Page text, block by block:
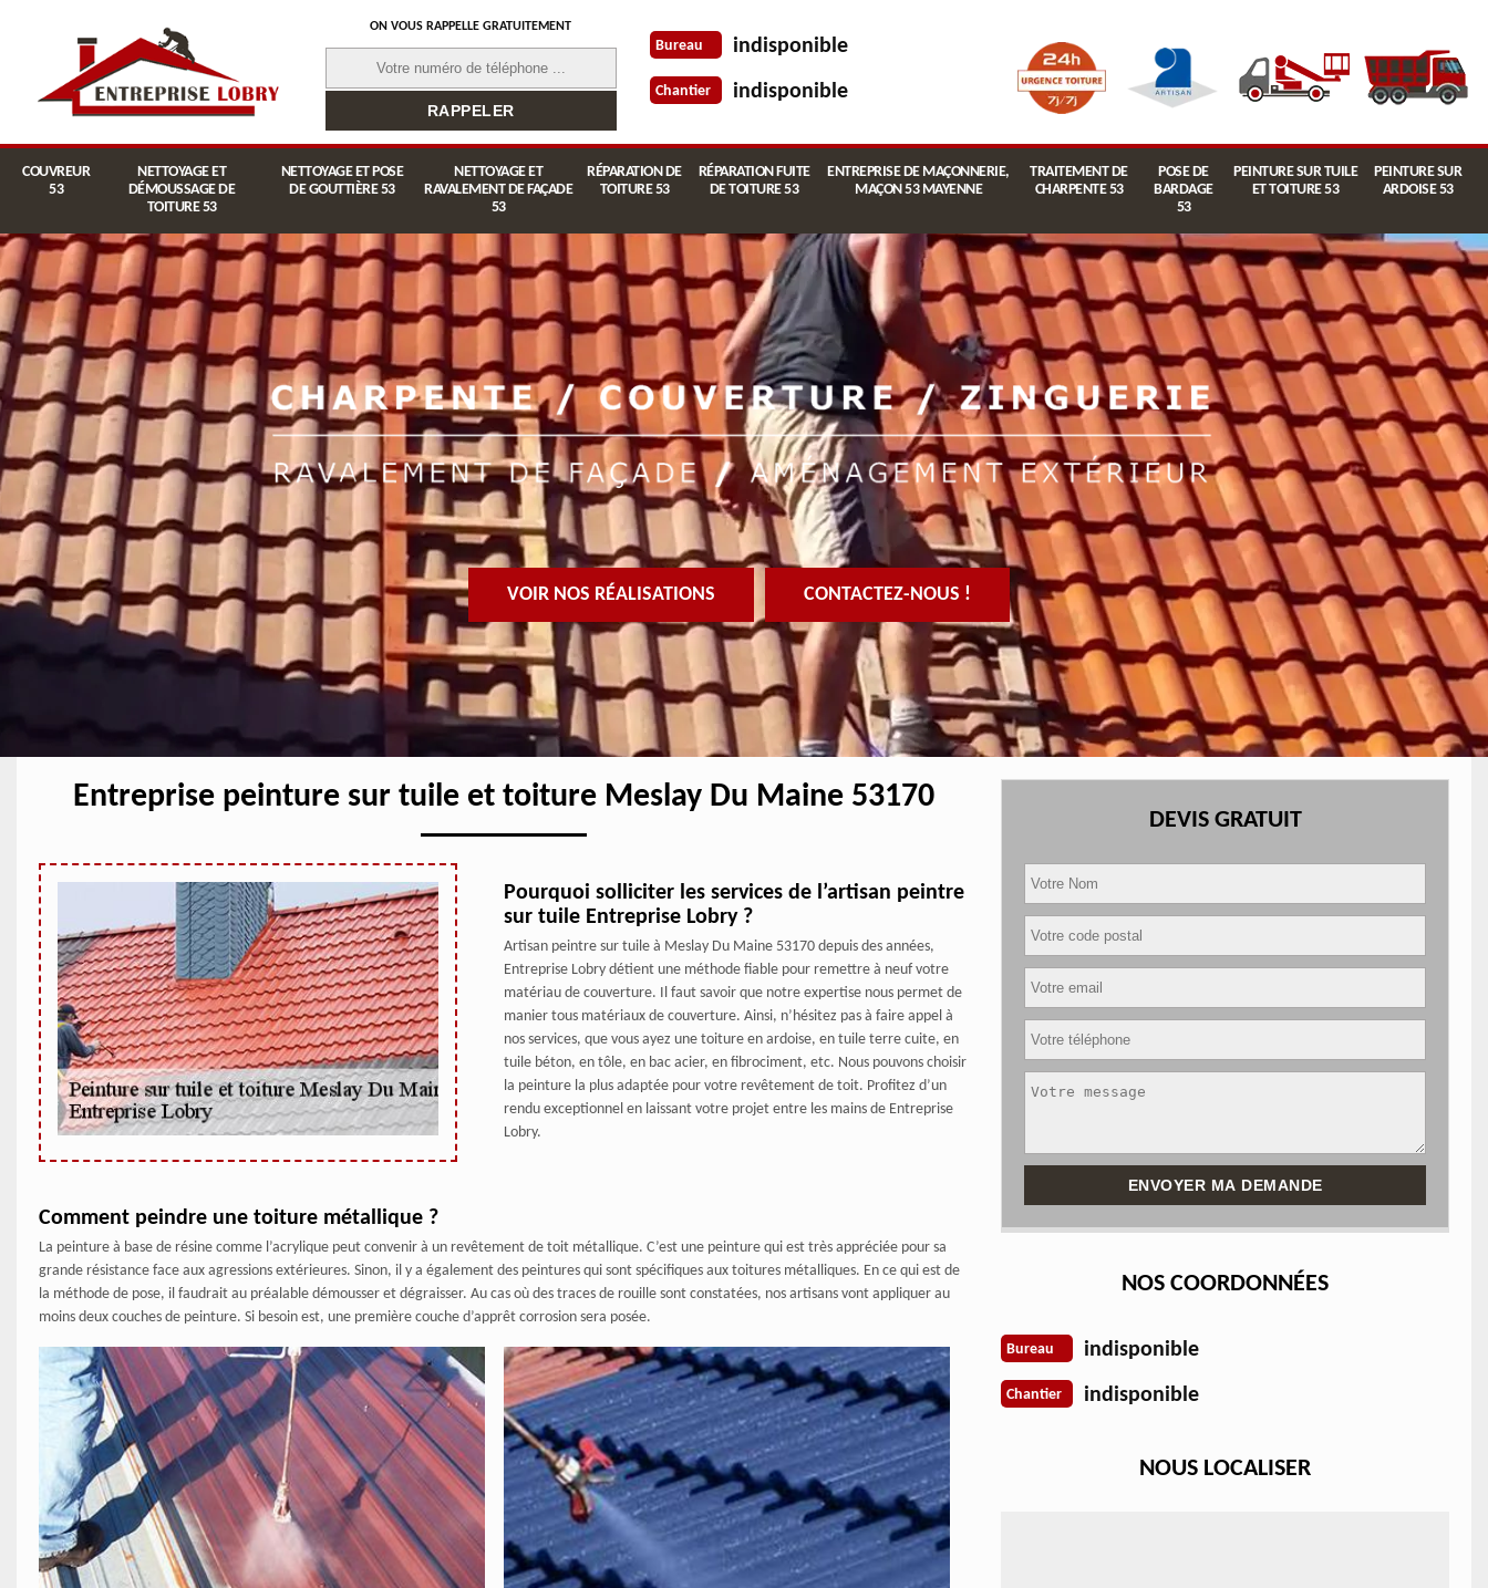
ON VOUS RAPPELLE GRATUITEMENT
Bureau indisponible
Chantier indisponible
COUVREUR
53
NETTOYAGE ET
DÉMOUSSAGE DE
TOITURE 53
NETTOYAGE ET POSE
DE GOUTTIÈRE 53
NETTOYAGE ET
RAVALEMENT DE FAÇADE
53
RÉPARATION DE
TOITURE 53
RÉPARATION FUITE
DE TOITURE 53
ENTREPRISE DE MAÇONNERIE,
MAÇON 53 MAYENNE
TRAITEMENT DE
CHARPENTE 53
POSE DE
BARDAGE
53
PEINTURE SUR TUILE
ET TOITURE 53
PEINTURE SUR
ARDOISE 53
VOIR NOS RÉALISATIONS CONTACTEZ-NOUS !
Entreprise peinture sur tuile et toiture Meslay Du Maine 53170
Pourquoi solliciter les services de l’artisan peintre
sur tuile Entreprise Lobry ?
Artisan peintre sur tuile à Meslay Du Maine 53170 depuis des années,
Entreprise Lobry détient une méthode fiable pour remettre à neuf votre
matériau de couverture. Il faut savoir que notre expertise nous permet de
manier tous matériaux de couverture. Ainsi, n’hésitez pas à faire appel à
nos services, que vous ayez une toiture en ardoise, en tuile terre cuite, en
tuile béton, en tôle, en bac acier, en fibrociment, etc. Nous pouvons choisir
la peinture la plus adaptée pour votre revêtement de toit. Profitez d’un
rendu exceptionnel en laissant votre projet entre les mains de Entreprise
Lobry.
Comment peindre une toiture métallique ?
La peinture à base de résine comme l’acrylique peut convenir à un revêtement de toit métallique. C’est une peinture qui est très appréciée pour sa
grande résistance face aux agressions extérieures. Sinon, il y a également des peintures qui sont spécifiques aux toitures métalliques. En ce qui est de
la méthode de pose, il faudrait au préalable démousser et dégraisser. Au cas où des traces de rouille sont constatées, nos artisans vont appliquer au
moins deux couches de peinture. Si besoin est, une première couche d’apprêt corrosion sera posée.
DEVIS GRATUIT
NOS COORDONNÉES
Bureau indisponible
Chantier indisponible
NOUS LOCALISER